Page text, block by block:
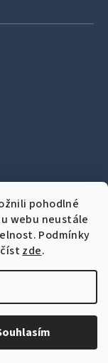
pohodlné
webu neustále
Podmínky
zde.
cookies